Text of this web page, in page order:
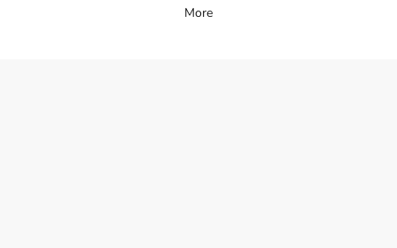
More